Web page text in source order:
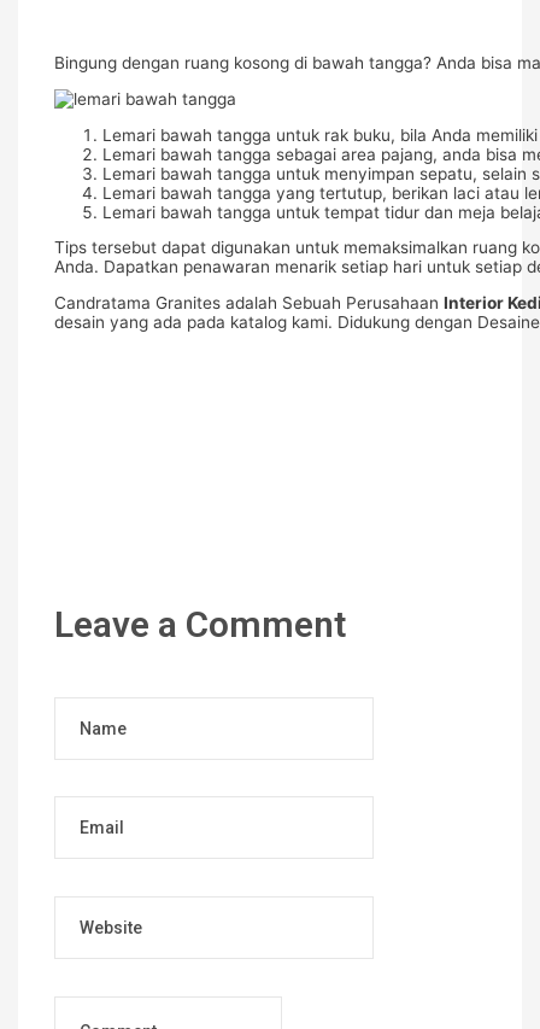
Bingung dengan ruang kosong di bawah tangga? Anda bisa
Lemari bawah tangga untuk rak buku, bila Anda
Lemari bawah tangga sebagai area pajang, anda bisa
Lemari bawah tangga untuk menyimpan sepatu, selain
Lemari bawah tangga yang tertutup, berikan laci atau
Lemari bawah tangga untuk tempat tidur dan meja
Tips tersebut dapat digunakan untuk memaksimalkan ruang
Anda. Dapatkan penawaran menarik setiap hari untuk setiap
Candratama Granites adalah Sebuah Perusahaan Interior
desain yang ada pada katalog kami. Didukung dengan
Leave a Comment
Name